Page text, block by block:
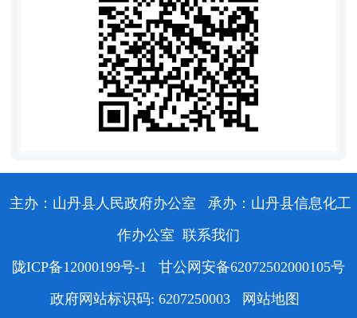
主办：山丹县人民政府办公室
承办：山丹县信息化工
作办公室 联系我们
陇ICP备12000199号-1
甘公网安备62072502000105号
政府网站标识码: 6207250003
网站地图